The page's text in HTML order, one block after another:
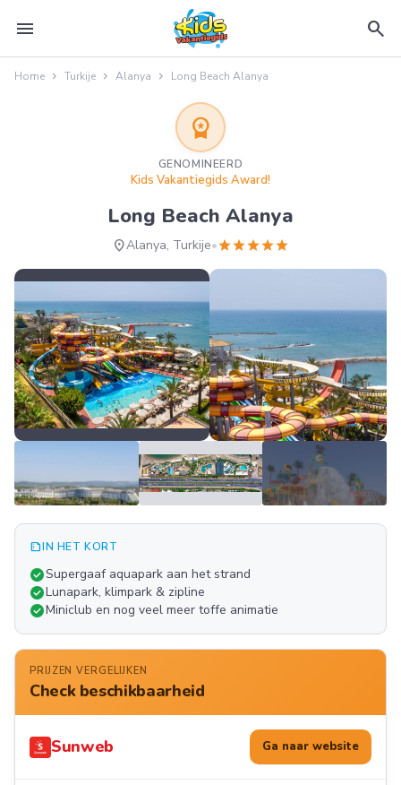
menu search
Home Turkije Alanya Long Beach Alanya
workspace_premium
GENOMINEERD
Kids Vakantiegids Award!
Long Beach Alanya
location_onAlanya, Turkije•starstarstarstarstar
summarizeIN HET KORT
check_circleSupergaaf aquapark aan het strand
check_circleLunapark, klimpark & zipline
check_circleMiniclub en nog veel meer toffe animatie
PRIJZEN VERGELIJKEN
Check beschikbaarheid
Sunweb Ga naar website